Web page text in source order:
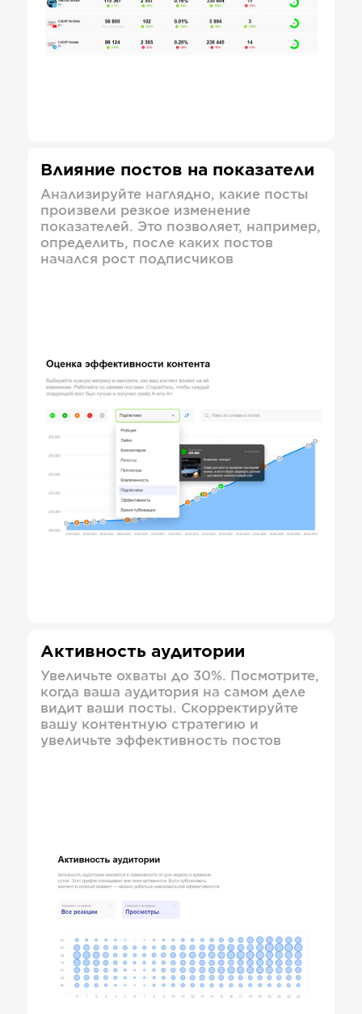
Влияние постов на показатели
Анализируйте наглядно, какие посты
произвели резкое изменение
показателей. Это позволяет, например,
определить, после каких постов
начался рост подписчиков
Активность аудитории
Увеличьте охваты до 30%. Посмотрите,
когда ваша аудитория на самом деле
видит ваши посты. Скорректируйте
вашу контентную стратегию и
увеличьте эффективность постов